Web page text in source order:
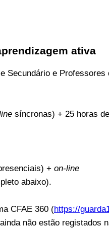
ativa
Secundário e Professores
síncronas) + 25 horas
+ on-line
abaixo).
CFAE 360 (https://
não estão registados